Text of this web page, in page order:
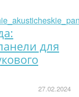
для
27.02.2024